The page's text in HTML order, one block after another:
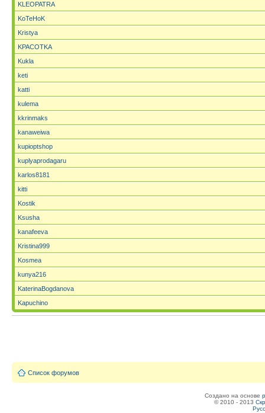
KLEOPATRA
KoTeHoK
Kristya
KPACOTKA
Kukla
keti
katti
kulema
kkrinmaks
kanaweiwa
kupioptshop
kuplyaprodagaru
karlos8181
kitti
Kostik
Ksusha
kanafeeva
Kristina999
Kosmea
kunya216
KaterinaBogdanova
Kapuchino
Список форумов
Создано на основе
© 2010 - 2013